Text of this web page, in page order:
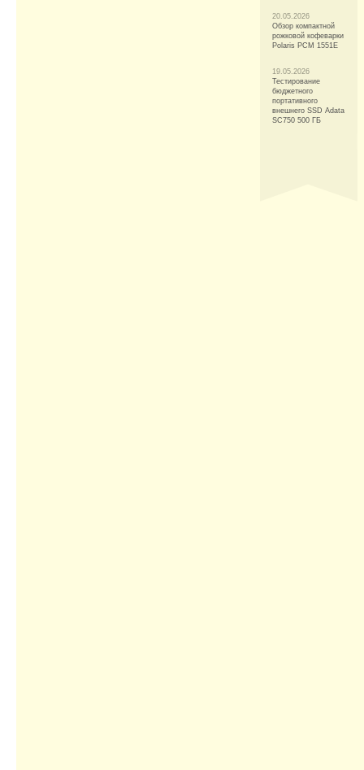
20.05.2026
Обзор компактной
рожковой кофеварки
Polaris PCM 1551E
19.05.2026
Тестирование
бюджетного
портативного
внешнего SSD Adata
SC750 500 ГБ